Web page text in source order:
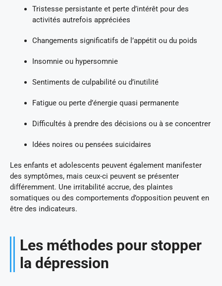
Tristesse persistante et perte d’intérêt pour des
activités autrefois appréciées
Changements significatifs de l’appétit ou du poids
Insomnie ou hypersomnie
Sentiments de culpabilité ou d’inutilité
Fatigue ou perte d’énergie quasi permanente
Difficultés à prendre des décisions ou à se concentrer
Idées noires ou pensées suicidaires
Les enfants et adolescents peuvent également manifester
des symptômes, mais ceux-ci peuvent se présenter
différemment. Une irritabilité accrue, des plaintes
somatiques ou des comportements d’opposition peuvent en
être des indicateurs.
Les méthodes pour stopper
la dépression